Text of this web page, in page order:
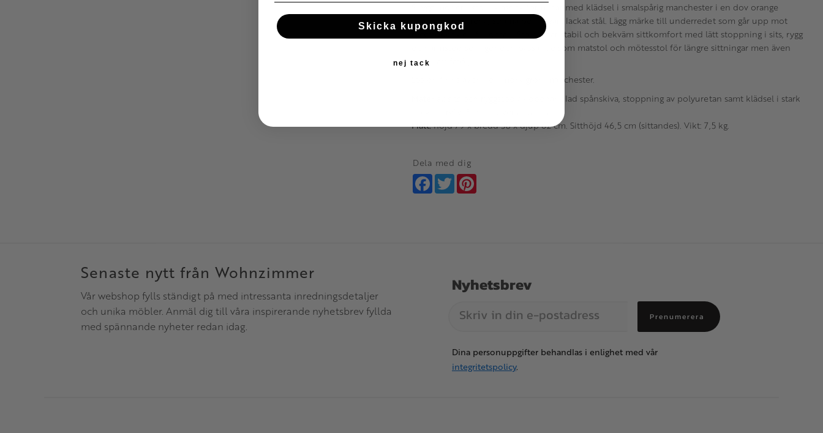
Snygg modern stol I klassisk form, här med klädsel i smalspårig manchester i en dov orange
nyans samt stilrena, strama ben i svart lackat stål. Lägg märke till underredet som går upp mot
ryggstödet - en fin detalj! Stolen har stabil och bekväm sittkomfort med lätt stoppning i sits, rygg
och armstöd som gör den passande som matstol och mötesstol för längre sittningar men även
som nätt fåtölj.
Stolen finns även i en mörk grön manchester.
sits och ryggstöd av obehandlad spånskiva, stoppning av polyuretan samt klädsel i stark
Mått:höjd 79 x bredd 58 x djup 62 cm. Sitthöjd 46,5 cm (sittandes). Vikt: 7,5 kg.
Dela med dig
Facebook
Twitter
Senaste nytt från Wohnzimmer
Vår webshop fylls ständigt på med intressanta inredningsdetaljer
och unika möbler. Anmäl dig till våra inspirerande nyhetsbrev fyllda
med spännande nyheter redan idag.
Nyhetsbrev
Prenumerera
Dina personuppgifter behandlas i enlighet med vår
integritetspolicy.
Skicka kupongkod
nej tack